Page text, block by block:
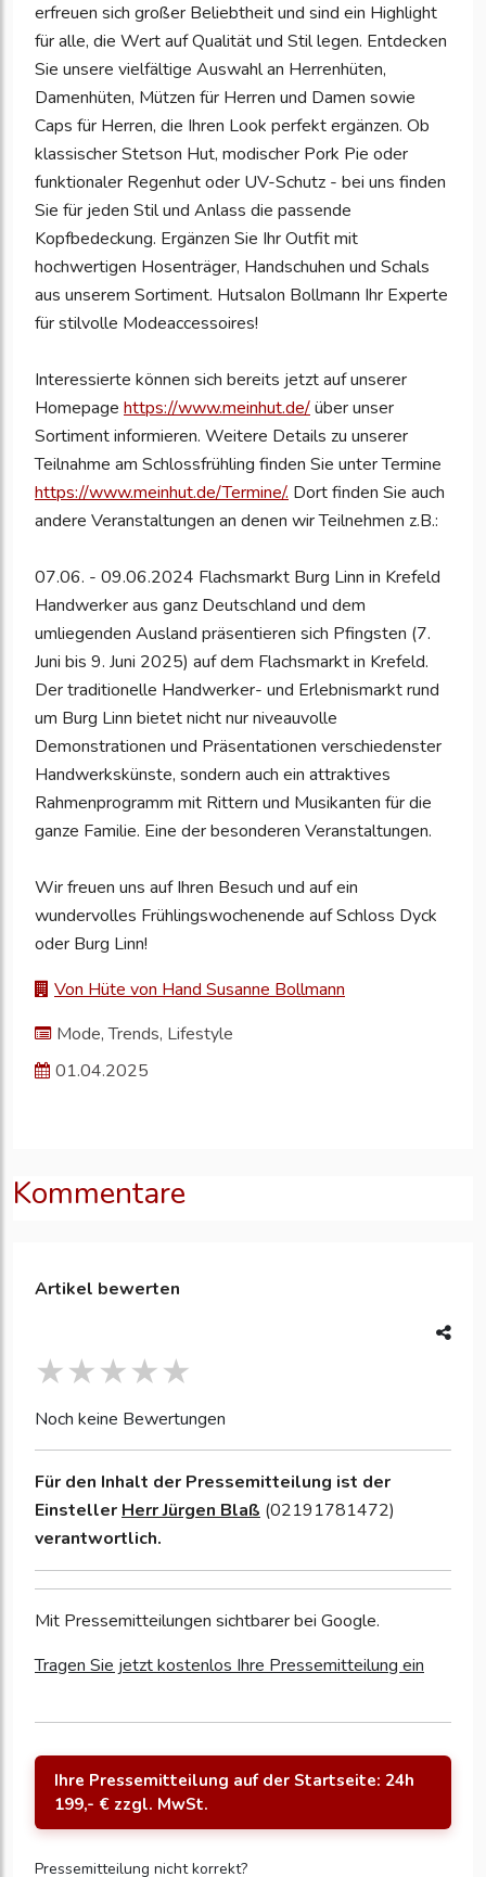
erfreuen sich großer Beliebtheit und sind ein Highlight
für alle, die Wert auf Qualität und Stil legen. Entdecken
Sie unsere vielfältige Auswahl an Herrenhüten,
Damenhüten, Mützen für Herren und Damen sowie
Caps für Herren, die Ihren Look perfekt ergänzen. Ob
klassischer Stetson Hut, modischer Pork Pie oder
funktionaler Regenhut oder UV-Schutz - bei uns finden
Sie für jeden Stil und Anlass die passende
Kopfbedeckung. Ergänzen Sie Ihr Outfit mit
hochwertigen Hosenträger, Handschuhen und Schals
aus unserem Sortiment. Hutsalon Bollmann Ihr Experte
für stilvolle Modeaccessoires!
Interessierte können sich bereits jetzt auf unserer
Homepage https://www.meinhut.de/über unser
Sortiment informieren. Weitere Details zu unserer
Teilnahme am Schlossfrühling finden Sie unter Termine
https://www.meinhut.de/Termine/. Dort finden Sie auch
andere Veranstaltungen an denen wir Teilnehmen z.B.:
07.06. - 09.06.2024 Flachsmarkt Burg Linn in Krefeld
Handwerker aus ganz Deutschland und dem
umliegenden Ausland präsentieren sich Pfingsten (7.
Juni bis 9. Juni 2025) auf dem Flachsmarkt in Krefeld.
Der traditionelle Handwerker- und Erlebnismarkt rund
um Burg Linn bietet nicht nur niveauvolle
Demonstrationen und Präsentationen verschiedenster
Handwerkskünste, sondern auch ein attraktives
Rahmenprogramm mit Rittern und Musikanten für die
ganze Familie. Eine der besonderen Veranstaltungen.
Wir freuen uns auf Ihren Besuch und auf ein
wundervolles Frühlingswochenende auf Schloss Dyck
oder Burg Linn!
Von Hüte von Hand Susanne Bollmann
Mode, Trends, Lifestyle
01.04.2025
Kommentare
Artikel bewerten
Noch keine Bewertungen
Für den Inhalt der Pressemitteilung ist der
Einsteller Herr Jürgen Blaß (02191781472)
verantwortlich.
Mit Pressemitteilungen sichtbarer bei Google.
Tragen Sie jetzt kostenlos Ihre Pressemitteilung ein
Ihre Pressemitteilung auf der Startseite: 24h
199,- € zzgl. MwSt.
Pressemitteilung nicht korrekt?